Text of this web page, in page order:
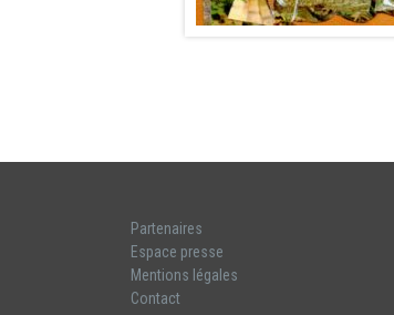
Partenaires
Espace presse
Mentions légales
Contact